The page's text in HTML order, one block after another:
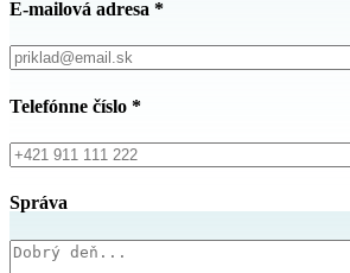
E-mailová adresa *
Telefónne číslo *
Správa